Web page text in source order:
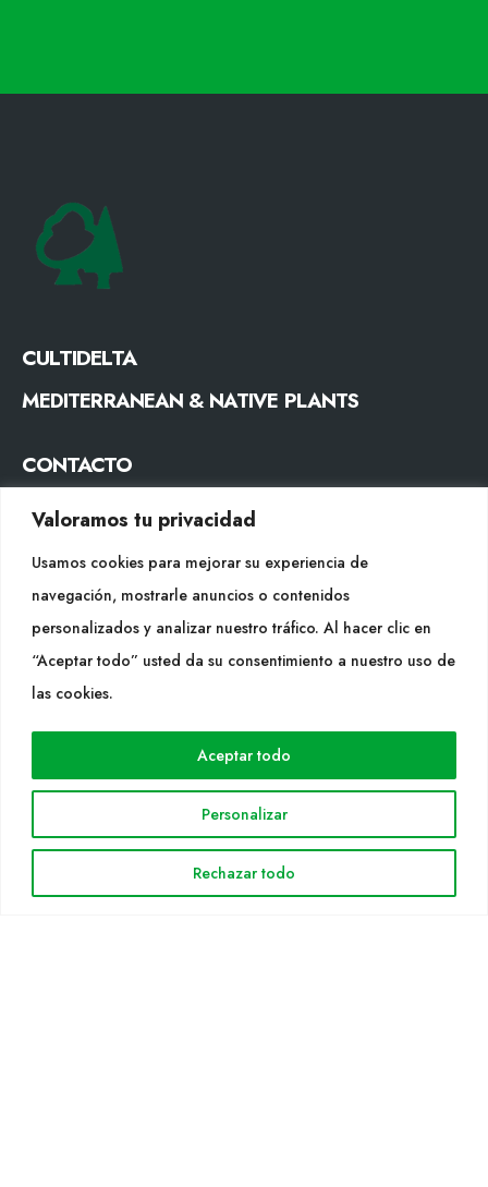
Valoramos tu privacidad
Usamos cookies para mejorar su experiencia de
navegación, mostrarle anuncios o contenidos
personalizados y analizar nuestro tráfico. Al hacer clic en
“Aceptar todo” usted da su consentimiento a nuestro uso de
las cookies.
Personalizar
Rechazar todo
Aceptar todo
CULTIDELTA
MEDITERRANEAN & NATIVE PLANTS
CONTACTO
SÍGUENOS
WEB
Cultidelta
Especies
Noticias